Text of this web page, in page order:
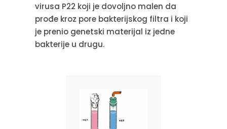
virusa P22 koji je dovoljno malen da
prođe kroz pore bakterijskog filtra i koji
je prenio genetski materijal iz jedne
bakterije u drugu.